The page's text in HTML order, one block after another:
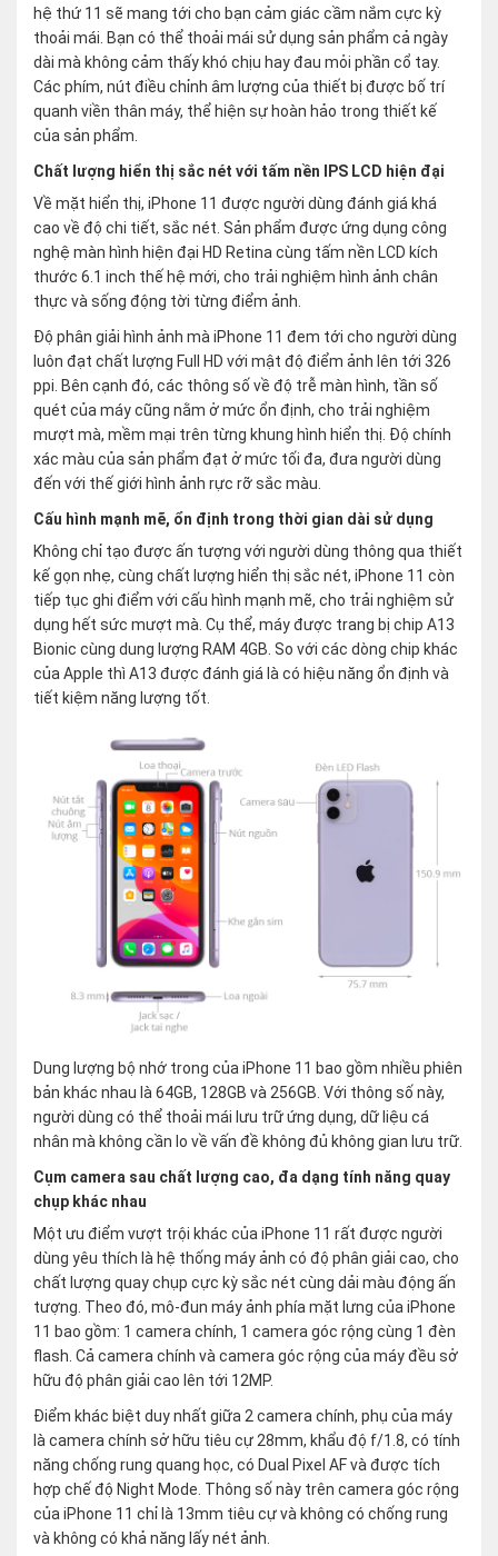
hệ thứ 11 sẽ mang tới cho bạn cảm giác cầm nắm cực kỳ
thoải mái. Bạn có thể thoải mái sử dụng sản phẩm cả ngày
dài mà không cảm thấy khó chịu hay đau mỏi phần cổ tay.
Các phím, nút điều chỉnh âm lượng của thiết bị được bố trí
quanh viền thân máy, thể hiện sự hoàn hảo trong thiết kế
của sản phẩm.
Chất lượng hiển thị sắc nét với tấm nền IPS LCD hiện đại
Về mặt hiển thị, iPhone 11 được người dùng đánh giá khá
cao về độ chi tiết, sắc nét. Sản phẩm được ứng dụng công
nghệ màn hình hiện đại HD Retina cùng tấm nền LCD kích
thước 6.1 inch thế hệ mới, cho trải nghiệm hình ảnh chân
thực và sống động tời từng điểm ảnh.
Độ phân giải hình ảnh mà iPhone 11 đem tới cho người dùng
luôn đạt chất lượng Full HD với mật độ điểm ảnh lên tới 326
ppi. Bên cạnh đó, các thông số về độ trễ màn hình, tần số
quét của máy cũng nằm ở mức ổn định, cho trải nghiệm
mượt mà, mềm mại trên từng khung hình hiển thị. Độ chính
xác màu của sản phẩm đạt ở mức tối đa, đưa người dùng
đến với thế giới hình ảnh rực rỡ sắc màu.
Cấu hình mạnh mẽ, ổn định trong thời gian dài sử dụng
Không chỉ tạo được ấn tượng với người dùng thông qua thiết
kế gọn nhẹ, cùng chất lượng hiển thị sắc nét, iPhone 11 còn
tiếp tục ghi điểm với cấu hình mạnh mẽ, cho trải nghiệm sử
dụng hết sức mượt mà. Cụ thể, máy được trang bị chip A13
Bionic cùng dung lượng RAM 4GB. So với các dòng chip khác
của Apple thì A13 được đánh giá là có hiệu năng ổn định và
tiết kiệm năng lượng tốt.
Dung lượng bộ nhớ trong của iPhone 11 bao gồm nhiều phiên
bản khác nhau là 64GB, 128GB và 256GB. Với thông số này,
người dùng có thể thoải mái lưu trữ ứng dụng, dữ liệu cá
nhân mà không cần lo về vấn đề không đủ không gian lưu trữ.
Cụm camera sau chất lượng cao, đa dạng tính năng quay
chụp khác nhau
Một ưu điểm vượt trội khác của iPhone 11 rất được người
dùng yêu thích là hệ thống máy ảnh có độ phân giải cao, cho
chất lượng quay chụp cực kỳ sắc nét cùng dải màu động ấn
tượng. Theo đó, mô-đun máy ảnh phía mặt lưng của iPhone
11 bao gồm: 1 camera chính, 1 camera góc rộng cùng 1 đèn
flash. Cả camera chính và camera góc rộng của máy đều sở
hữu độ phân giải cao lên tới 12MP.
Điểm khác biệt duy nhất giữa 2 camera chính, phụ của máy
là camera chính sở hữu tiêu cự 28mm, khẩu độ f/1.8, có tính
năng chống rung quang học, có Dual Pixel AF và được tích
hợp chế độ Night Mode. Thông số này trên camera góc rộng
của iPhone 11 chỉ là 13mm tiêu cự và không có chống rung
và không có khả năng lấy nét ảnh.